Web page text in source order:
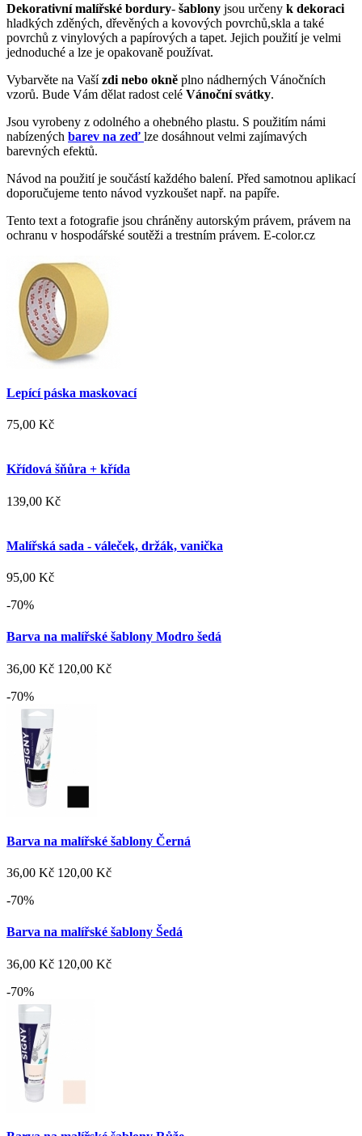
Dekorativní malířské bordury- šablony jsou určeny k dekoraci
hladkých zděných, dřevěných a kovových povrchů,skla a také
povrchů z vinylových a papírových a tapet. Jejich použití je velmi
jednoduché a lze je opakovaně používat.
Vybarvěte na Vašízdi nebo okně plno nádherných Vánočních
vzorů. Bude Vám dělat radost celé Vánoční svátky.
Jsou vyrobeny z odolného a ohebného plastu. S použitím námi
nabízených barev na zeď lze dosáhnout velmi zajímavých
barevných efektů.
Návod na použití je součástí každého balení. Před samotnou aplikací
doporučujeme tento návod vyzkoušet např. na papíře.
Tento text a fotografie jsou chráněny autorským právem, právem na
ochranu v hospodářské soutěži a trestním právem. E-color.cz
Lepící páska maskovací
75,00 Kč
Křídová šňůra + křída
139,00 Kč
Malířská sada - váleček, držák, vanička
95,00 Kč
-70%
Barva na malířské šablony Modro šedá
36,00 Kč 120,00 Kč
-70%
Barva na malířské šablony Černá
36,00 Kč 120,00 Kč
-70%
Barva na malířské šablony Šedá
36,00 Kč 120,00 Kč
-70%